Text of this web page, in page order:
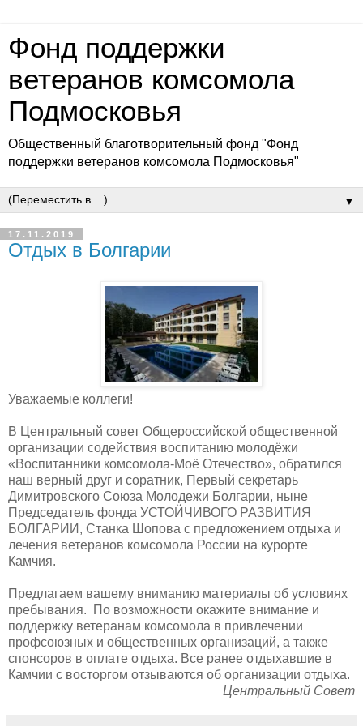
Фонд поддержки
ветеранов комсомола
Подмосковья
Общественный благотворительный фонд "Фонд
поддержки ветеранов комсомола Подмосковья"
▼
17.11.2019
Отдых в Болгарии
Уважаемые коллеги!
В Центральный совет Общероссийской общественной
организации содействия воспитанию молодёжи
«Воспитанники комсомола-Моё Отечество», обратился
наш верный друг и соратник, Первый секретарь
Димитровского Союза Молодежи Болгарии, ныне
Председатель фонда УСТОЙЧИВОГО РАЗВИТИЯ
БОЛГАРИИ, Станка Шопова с предложением отдыха и
лечения ветеранов комсомола России на курорте
Камчия.
Предлагаем вашему вниманию материалы об условиях
пребывания. По возможности окажите внимание и
поддержку ветеранам комсомола в привлечении
профсоюзных и общественных организаций, а также
спонсоров в оплате отдыха. Все ранее отдыхавшие в
Камчии с восторгом отзываются об организации отдыха.
Центральный Совет